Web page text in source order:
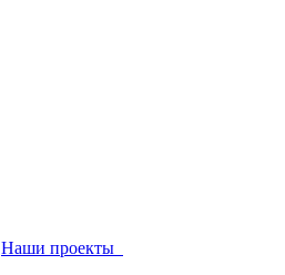
Наши проекты